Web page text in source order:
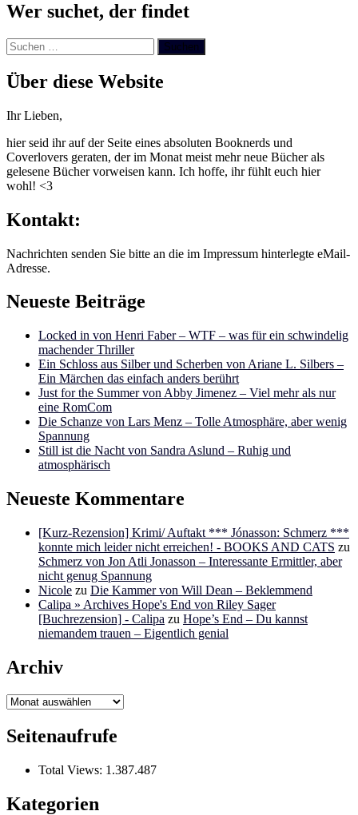
Wer suchet, der findet
Suchen
nach:
Über diese Website
Ihr Lieben,
hier seid ihr auf der Seite eines absoluten Booknerds und
Coverlovers geraten, der im Monat meist mehr neue Bücher als
gelesene Bücher vorweisen kann. Ich hoffe, ihr fühlt euch hier
wohl! <3
Kontakt:
Nachrichten senden Sie bitte an die im Impressum hinterlegte eMail-
Adresse.
Neueste Beiträge
Locked in von Henri Faber – WTF – was für ein schwindelig
machender Thriller
Ein Schloss aus Silber und Scherben von Ariane L. Silbers –
Ein Märchen das einfach anders berührt
Just for the Summer von Abby Jimenez – Viel mehr als nur
eine RomCom
Die Schanze von Lars Menz – Tolle Atmosphäre, aber wenig
Spannung
Still ist die Nacht von Sandra Aslund – Ruhig und
atmosphärisch
Neueste Kommentare
[Kurz-Rezension] Krimi/ Auftakt *** Jónasson: Schmerz ***
konnte mich leider nicht erreichen! - BOOKS AND CATS zu
Schmerz von Jon Atli Jonasson – Interessante Ermittler, aber
nicht genug Spannung
Nicole zu Die Kammer von Will Dean – Beklemmend
Calipa » Archives Hope's End von Riley Sager
[Buchrezension] - Calipa zu Hope’s End – Du kannst
niemandem trauen – Eigentlich genial
Archiv
Archiv
Seitenaufrufe
Total Views: 1.387.487
Kategorien